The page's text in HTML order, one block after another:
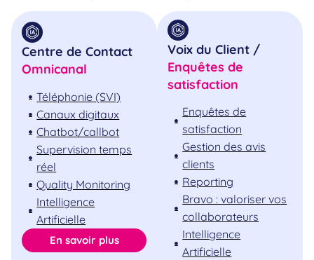
Centre de Contact
Omnicanal
Téléphonie (SVI)
Canaux digitaux
Chatbot/callbot
Supervision temps
réel
Quality Monitoring
Intelligence
Artificielle
En savoir plus
Voix du Client /
Enquêtes de
satisfaction
Enquêtes de
satisfaction
Gestion des avis
clients
Reporting
Bravo : valoriser vos
collaborateurs
Intelligence
Artificielle